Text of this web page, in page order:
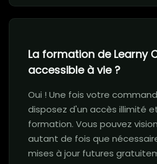
La formation de Learny
accessible à vie ?
Oui ! Une fois votre
disposez d'un accès illimité
formation. Vous pouvez
autant de fois que
mises à jour futures